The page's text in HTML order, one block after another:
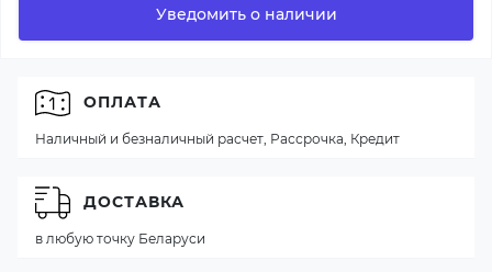
Уведомить о наличии
ОПЛАТА
Наличный и безналичный расчет, Рассрочка, Кредит
ДОСТАВКА
в любую точку Беларуси